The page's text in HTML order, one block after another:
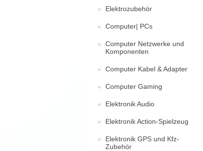
Elektrozubehör
Computer| PCs
Computer Netzwerke und
Komponenten
Computer Kabel & Adapter
Computer Gaming
Elektronik Audio
Elektronik Action-Spielzeug
Elektronik GPS und Kfz-
Zubehör